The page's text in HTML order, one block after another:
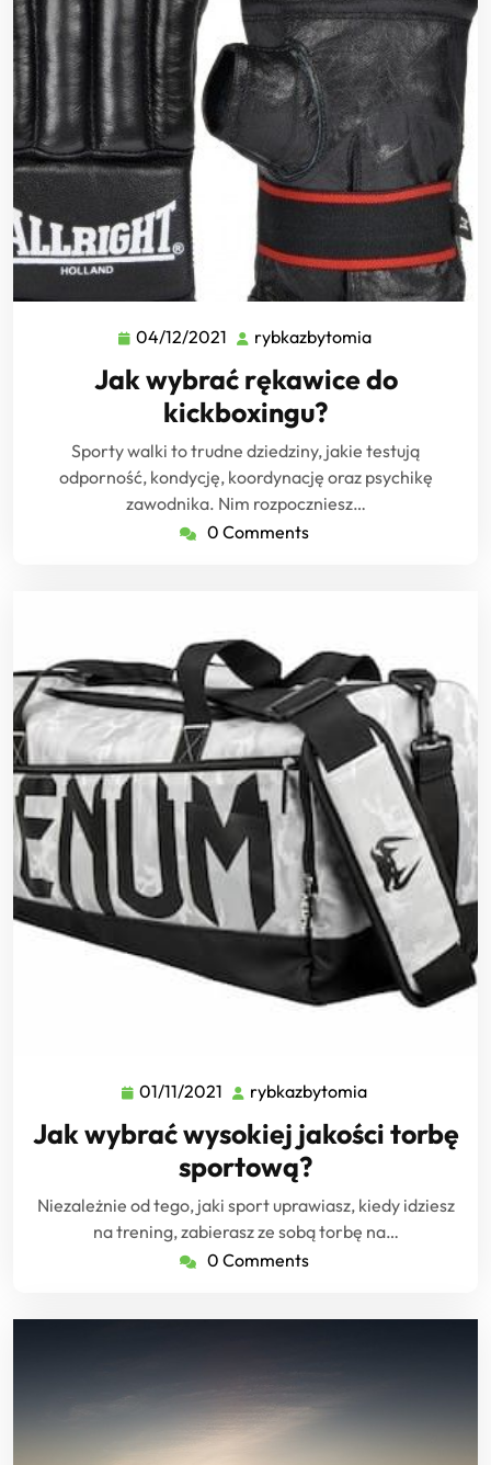
04/12/2021 04/12/2021
rybkazbytomia
Jak wybrać rękawice do
kickboxingu?
Sporty walki to trudne dziedziny, jakie testują
odporność, kondycję, koordynację oraz psychikę
zawodnika. Nim rozpoczniesz…
0 Comments
01/11/2021 01/11/2021
rybkazbytomia
Jak wybrać wysokiej jakości torbę
sportową?
Niezależnie od tego, jaki sport uprawiasz, kiedy idziesz
na trening, zabierasz ze sobą torbę na…
0 Comments